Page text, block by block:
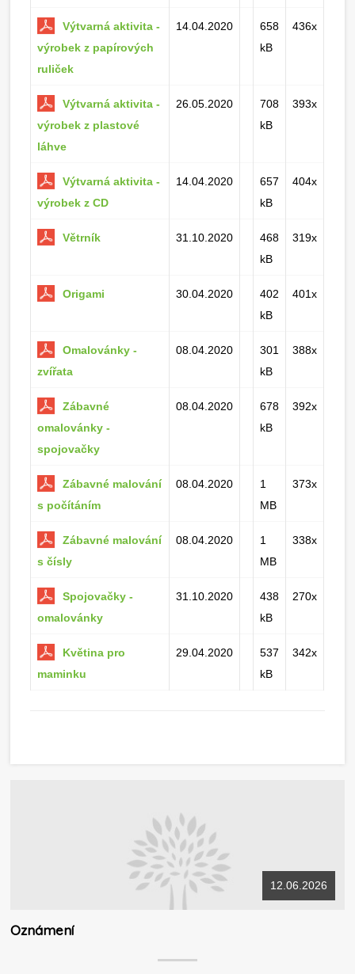
Výtvarná aktivita -
výrobek z papírových
ruliček
14.04.2020
658
kB
436x
Výtvarná aktivita -
výrobek z plastové
láhve
26.05.2020
708
kB
393x
Výtvarná aktivita -
výrobek z CD
14.04.2020
657
kB
404x
Větrník 31.10.2020
468
kB
319x
Origami 30.04.2020
402
kB
401x
Omalovánky -
zvířata
08.04.2020
301
kB
388x
Zábavné
omalovánky -
spojovačky
08.04.2020
678
kB
392x
Zábavné malování
s počítáním
08.04.2020
1
MB
373x
Zábavné malování
s čísly
08.04.2020
1
MB
338x
Spojovačky -
omalovánky
31.10.2020
438
kB
270x
Květina pro
maminku
29.04.2020
537
kB
342x
12.06.2026
Oznámení